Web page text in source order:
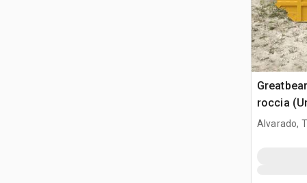
roccia
Alvarado,